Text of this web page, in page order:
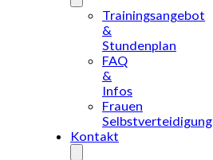
Trainingsangebot
&
Stundenplan
FAQ
&
Infos
Frauen
Selbstverteidigung
Kontakt